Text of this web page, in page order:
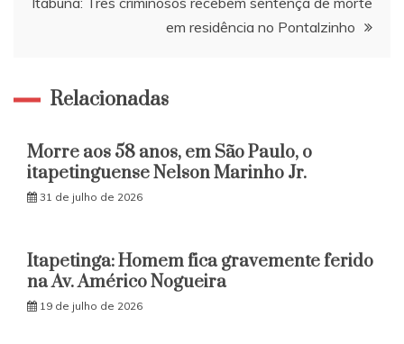
em residência no Pontalzinho
Relacionadas
Morre aos 58 anos, em São Paulo, o
itapetinguense Nelson Marinho Jr.
31 de julho de 2026
Itapetinga: Homem fica gravemente ferido
na Av. Américo Nogueira
19 de julho de 2026